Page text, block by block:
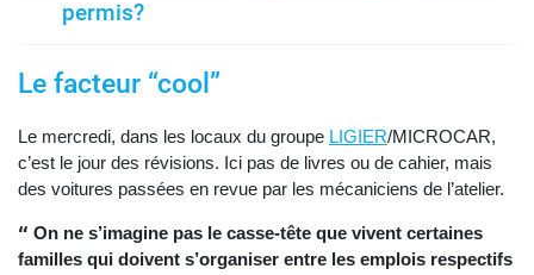
permis?
Le facteur “cool”
Le mercredi, dans les locaux du groupe LIGIER/MICROCAR,
c’est le jour des révisions. Ici pas de livres ou de cahier, mais
des voitures passées en revue par les mécaniciens de l’atelier.
“ On ne s’imagine pas le casse-tête que vivent certaines
familles qui doivent s’organiser entre les emplois respectifs